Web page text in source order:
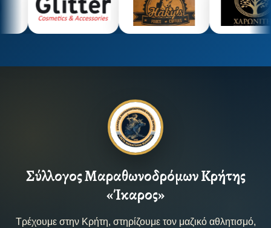
Σύλλογος Μαραθωνοδρόμων Κρήτης
«Ίκαρος»
Τρέχουμε στην Κρήτη, στηρίζουμε τον μαζικό αθλητισμό,